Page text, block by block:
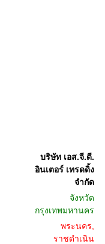
บริษัท เอส.จี.ดี.
อินเตอร์ เทรดดิ้ง
จำกัด
จังหวัด
กรุงเทพมหานคร
พระนคร,
ราชดำเนิน